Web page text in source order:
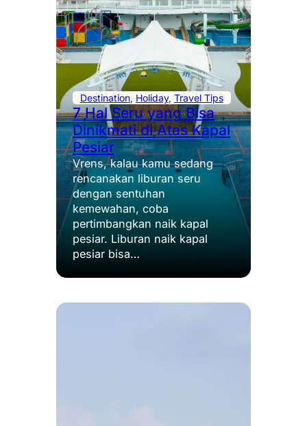
Destination, Holiday, Travel Tips
7 Hal Seru yang Bisa
Dinikmati di Atas Kapal
Pesiar
Vrens, kalau kamu sedang
rencanakan liburan seru
dengan sentuhan
kemewahan, coba
pertimbangkan naik kapal
pesiar. Liburan naik kapal
pesiar bisa…